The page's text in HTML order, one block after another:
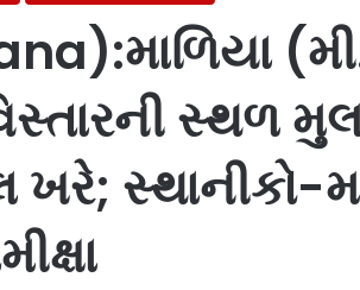
સ્થળ
સ્થાનીકો-